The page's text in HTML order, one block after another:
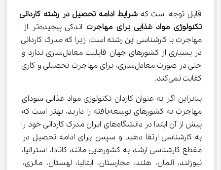
قابل توجه است که شرایط ادامه تحصیل در رشته ﻛﺎردانی
ﺗﻜﻨﻮﻟﻮژی ﻣﻮاد ﻏﺬایی برای مهاجرت
اندکی پیچیده‌تر از
مهاجرت با کارشناسی این رشته است؛ زیرا که مدرک کاردانی
در بسیاری از کشورهای جهان قابلیت معادل‌سازی ندارد و
حتی در صورت معادل‌سازی، برای مهاجرت تحصیلی و کاری
کفایت نمی‌کند.
بنابراین اگر به عنوان کاردان تکنولوژی مواد غذایی سودای
مهاجرت به کشورهای توسعه‌یافته را دارید، بهتر است که
پیش از آن ابتدا در دانشگاه‌های ایران مدرک کاردانی خود را
به کارشناسی ارتقا دهید و سپس برای ادامه تحصیل در
مقطع کارشناسی ارشد به کشورهایی مانند کانادا، استرالیا،
نیوزلند، آلمان، هلند، مجارستان، ایتالیا، لهستان، مالزی،